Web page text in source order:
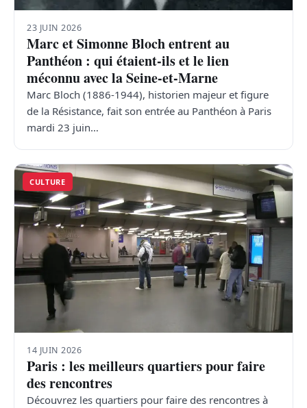
23 JUIN 2026
Marc et Simonne Bloch entrent au
Panthéon : qui étaient-ils et le lien
méconnu avec la Seine-et-Marne
Marc Bloch (1886-1944), historien majeur et figure
de la Résistance, fait son entrée au Panthéon à Paris
mardi 23 juin…
CULTURE
14 JUIN 2026
Paris : les meilleurs quartiers pour faire
des rencontres
Découvrez les quartiers pour faire des rencontres à